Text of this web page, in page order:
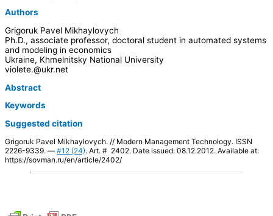
Authors
Grigoruk Pavel Mikhaylovych
Ph.D., associate professor, doctoral student in automated systems
and modeling in economics
Ukraine, Khmelnitsky National University
violete.@ukr.net
Abstract
Keywords
Suggested citation
Grigoruk Pavel Mikhaylovych. // Modern Management Technology. ISSN
2226-9339. — #12 (24). Art. # 2402. Date issued: 08.12.2012. Available at:
https://sovman.ru/en/article/2402/